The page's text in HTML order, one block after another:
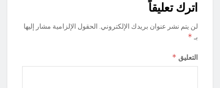
اترك تعليقاً
لن يتم نشر عنوان بريدك الإلكتروني. الحقول الإلزامية مشار إليها
بـ *
التعليق *